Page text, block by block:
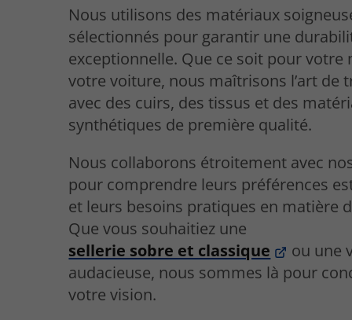
Nous utilisons des matériaux
sélectionnés pour garantir une
exceptionnelle. Que ce soit pour votre
votre voiture, nous maîtrisons l’art de
avec des cuirs, des tissus et des
synthétiques de première qualité.
Nous collaborons étroitement avec
pour comprendre leurs préférences
et leurs besoins pratiques en matière
Que vous souhaitiez une
sellerie sobre et classique
ou une
audacieuse, nous sommes là pour
votre vision.